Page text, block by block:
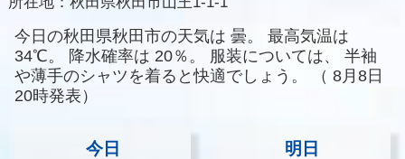
今日の秋田県秋田市の天気は 曇。
最高気温は
34℃。
降水確率は 20％。 服装については、
半袖
や薄手のシャツを着ると快適でしょう。
（ 8月8日
20時発表）
今日 明日